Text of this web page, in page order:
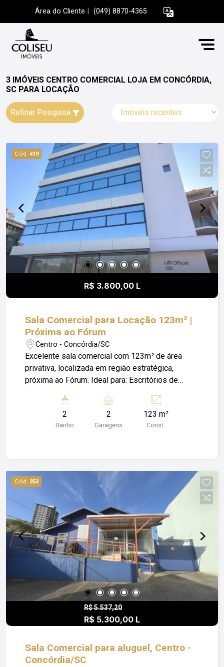
Área do Cliente (049) 8870-4365
3 IMÓVEIS CENTRO COMERCIAL LOJA EM CONCÓRDIA,
SC PARA LOCAÇÃO
Refinar Pesquisa
Cód. 419
R$ 3.800,00 L
Sala Comercial para Locação 123m² |
Próxima ao Fórum
Centro - Concórdia/SC
Excelente sala comercial com 123m² de área
privativa, localizada em região estratégica,
próxima ao Fórum. Ideal para: Escritórios de
de serviços Profissionais liberais Ambiente
amplo, com ótima distribuição interna, permitindo
adaptação conforme a necessidade do seu
responsável pelo pagamento de Condomínio;
Luz; IPTU e Seguro Incêndio. Entre em contato
para mais informações e agende uma visita.
2
Banho
2
Garagens
123 m²
Const.
Cód. 253
R$ 5.537,20
R$ 5.300,00 L
Sala Comercial para aluguel, Centro -
Concórdia/SC